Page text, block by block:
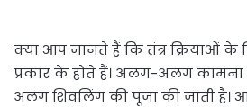
क्या आप जानते हैं कि तंत्र क्रियाओं
प्रकार के होते हैं। अलग-अलग
अलग शिवलिंग की पूजा की जाती है।